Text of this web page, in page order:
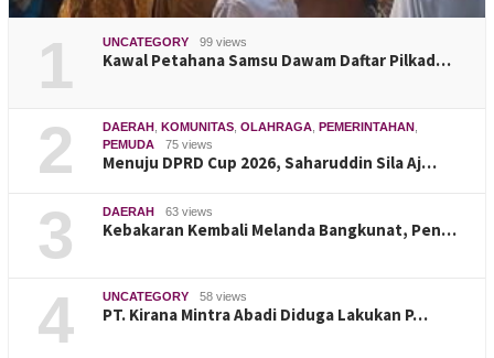
1 UNCATEGORY 99 views
Kawal Petahana Samsu Dawam Daftar Pilkad…
2 DAERAH KOMUNITAS OLAHRAGA PEMERINTAHAN
PEMUDA
75 views
Menuju DPRD Cup 2026, Saharuddin Sila Aj…
3 DAERAH 63 views
Kebakaran Kembali Melanda Bangkunat, Pen…
4 UNCATEGORY 58 views
PT. Kirana Mintra Abadi Diduga Lakukan P…